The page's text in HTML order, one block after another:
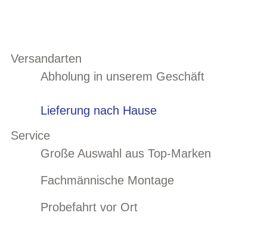
Versandarten
Abholung in unserem Geschäft
Lieferung nach Hause
Service
Große Auswahl aus Top-Marken
Fachmännische Montage
Probefahrt vor Ort